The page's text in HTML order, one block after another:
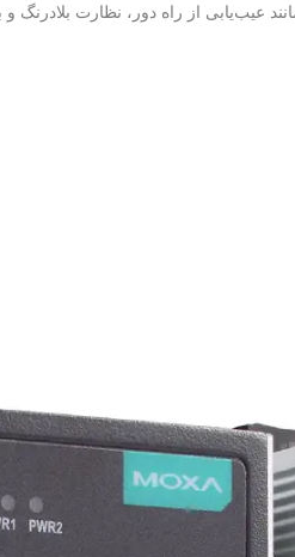
عیب‌یابی از راه دور، نظارت